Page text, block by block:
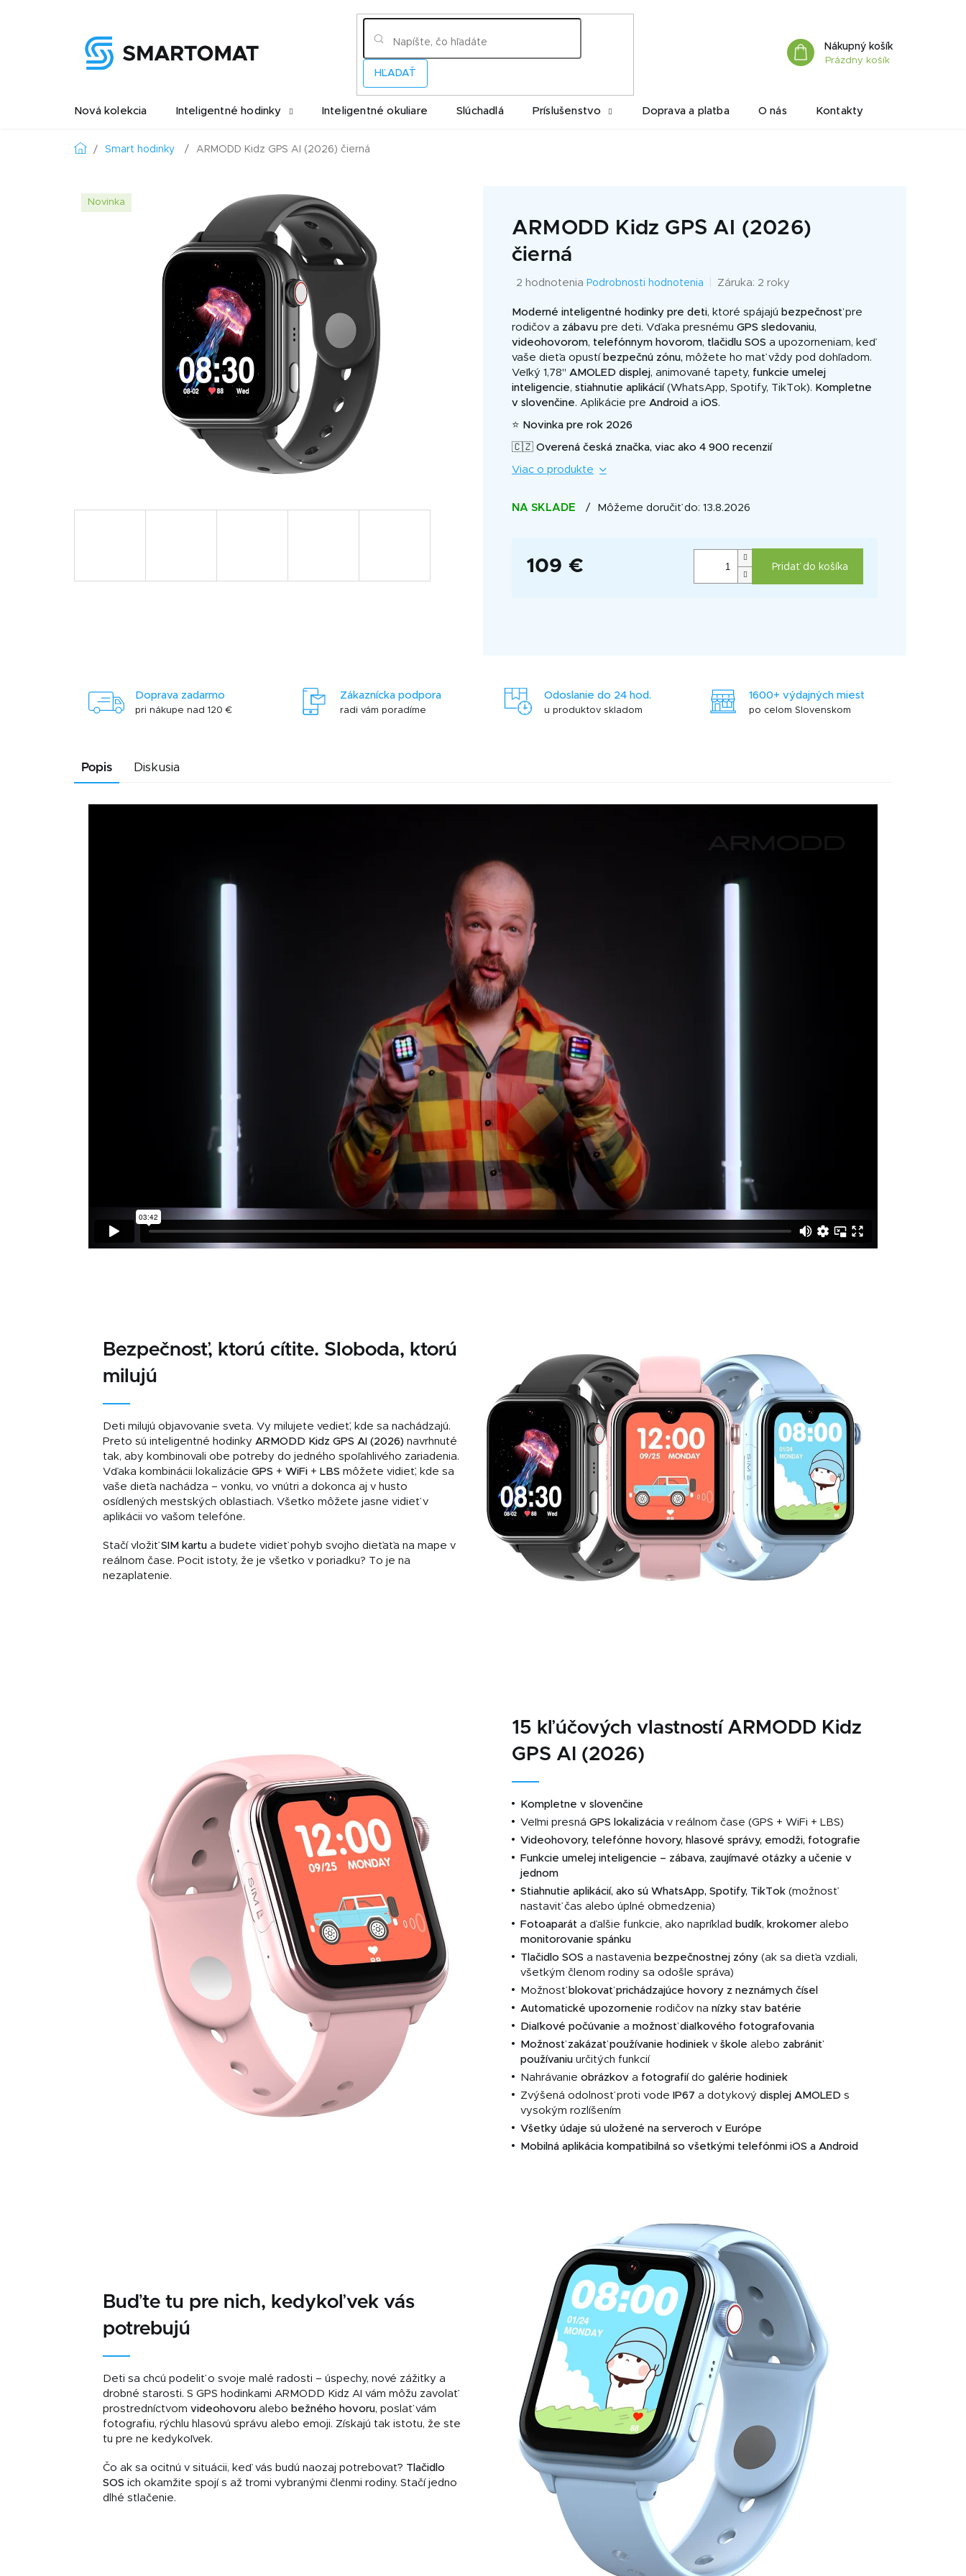
HĽADAŤ
Nákupný košík
Prázdny košík
Nová kolekcia Inteligentné hodinky Inteligentné okuliare Slúchadlá Príslušenstvo Doprava a platba O nás Kontakty
DomovSmart hodinky ARMODD Kidz GPS AI (2026) čierná
Novinka
ARMODD Kidz GPS AI (2026)
čierná
Priemerné
produktu
je
5,0
z
5
hviezdičiek.
2 hodnotenia Podrobnosti hodnotenia Záruka: 2 roky
Moderné inteligentné hodinky pre deti, ktoré spájajú bezpečnosťpre
rodičov a zábavu pre deti. Vďaka presnému GPS sledovaniu,
videohovorom, telefónnym hovorom, tlačidlu SOS a upozorneniam, keď
vaše dieťa opustí bezpečnú zónu, môžete ho mať vždy pod dohľadom.
Veľký 1,78" AMOLED displej, animované tapety, funkcie umelej
inteligencie, stiahnutie aplikácií(WhatsApp, Spotify, TikTok). Kompletne
v slovenčine. Aplikácie pre Android a iOS.
⭐ Novinka pre rok 2026
🇨🇿 Overená česká značka, viac ako 4 900 recenzií
Viac o produkte
NA SKLADE Môžeme doručiť do: 13.8.2026
109 € Pridať do košíka
Doprava zadarmo
pri nákupe nad 120 €
Zákaznícka podpora
radi vám poradíme
Odoslanie do 24 hod.
u produktov skladom
1600+ výdajných miest
po celom Slovenskom
Popis Diskusia
Bezpečnosť, ktorú cítite. Sloboda, ktorú
milujú
Deti milujú objavovanie sveta. Vy milujete vedieť, kde sa nachádzajú.
Preto sú inteligentné hodinky ARMODD Kidz GPS AI (2026) navrhnuté
tak, aby kombinovali obe potreby do jedného spoľahlivého zariadenia.
Vďaka kombinácii lokalizácie GPS + WiFi + LBS môžete vidieť, kde sa
vaše dieťa nachádza – vonku, vo vnútri a dokonca aj v husto
osídlených mestských oblastiach. Všetko môžete jasne vidieť v
aplikácii vo vašom telefóne.
Stačí vložiťSIM kartu a budete vidieť pohyb svojho dieťaťa na mape v
reálnom čase. Pocit istoty, že je všetko v poriadku? To je na
nezaplatenie.
15 kľúčových vlastností ARMODD Kidz
GPS AI (2026)
Kompletne v slovenčine
Veľmi presná GPS lokalizácia v reálnom čase (GPS + WiFi + LBS)
Videohovory, telefónne hovory, hlasové správy, emodži, fotografie
Funkcie umelej inteligencie – zábava, zaujímavé otázky a učenie v
jednom
Stiahnutie aplikácií, ako sú WhatsApp, Spotify, TikTok (možnosť
nastaviť čas alebo úplné obmedzenia)
Fotoaparát a ďalšie funkcie, ako napríklad budík, krokomer alebo
monitorovanie spánku
Tlačidlo SOS a nastavenia bezpečnostnej zóny (ak sa dieťa vzdiali,
všetkým členom rodiny sa odošle správa)
Možnosť blokovať prichádzajúce hovory z neznámych čísel
Automatické upozornenie rodičov na nízky stav batérie
Diaľkové počúvanie a možnosť diaľkového fotografovania
Možnosť zakázať používanie hodiniek v škole alebo zabrániť
používaniu určitých funkcií
Nahrávanie obrázkov a fotografiído galérie hodiniek
Zvýšená odolnosť proti vode IP67 a dotykový displej AMOLED s
vysokým rozlíšením
Všetky údaje sú uložené na serveroch v Európe
Mobilná aplikácia kompatibilná so všetkými telefónmi iOS a Android
Buďte tu pre nich, kedykoľvek vás
potrebujú
Deti sa chcú podeliť o svoje malé radosti – úspechy, nové zážitky a
drobné starosti. S GPS hodinkami ARMODD Kidz AI vám môžu zavolať
prostredníctvom videohovoru alebo bežného hovoru, poslať vám
fotografiu, rýchlu hlasovú správu alebo emoji. Získajú tak istotu, že ste
tu pre ne kedykoľvek.
Čo ak sa ocitnú v situácii, keď vás budú naozaj potrebovať? Tlačidlo
SOS ich okamžite spojí s až tromi vybranými členmi rodiny. Stačí jedno
dlhé stlačenie.